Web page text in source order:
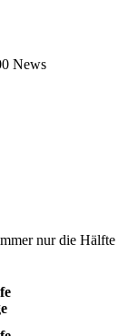
News
nur die Hälfte